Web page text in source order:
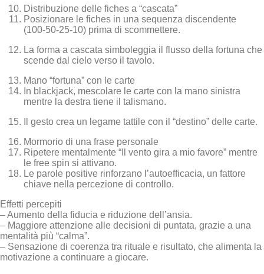
Distribuzione delle fiches a “cascata”
Posizionare le fiches in una sequenza discendente
(100‑50‑25‑10) prima di scommettere.
La forma a cascata simboleggia il flusso della fortuna che
scende dal cielo verso il tavolo.
Mano “fortuna” con le carte
In blackjack, mescolare le carte con la mano sinistra
mentre la destra tiene il talismano.
Il gesto crea un legame tattile con il “destino” delle carte.
Mormorio di una frase personale
Ripetere mentalmente “Il vento gira a mio favore” mentre
le free spin si attivano.
Le parole positive rinforzano l’autoefficacia, un fattore
chiave nella percezione di controllo.
Effetti percepiti
– Aumento della fiducia e riduzione dell’ansia.
– Maggiore attenzione alle decisioni di puntata, grazie a una
mentalità più “calma”.
– Sensazione di coerenza tra rituale e risultato, che alimenta la
motivazione a continuare a giocare.